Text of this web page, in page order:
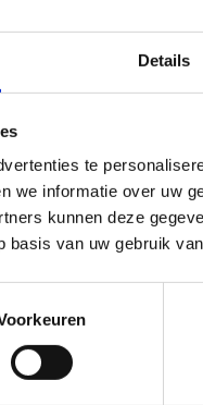
Details
te
we informatie over uw
kunnen deze
basis van uw gebruik
organiseert,
logo Multimove
als brede
is het belangrijk om